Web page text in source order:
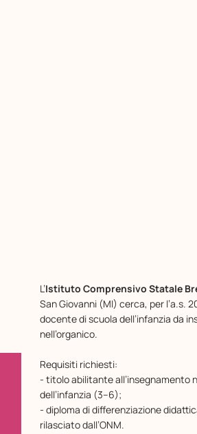
L’Istituto Comprensivo Statale
San Giovanni (MI) cerca, per l’a.s.
docente di scuola dell’infanzia da
nell’organico.
Requisiti richiesti:
- titolo abilitante all’insegnamento
dell’infanzia (3–6);
- diploma di differenziazione
rilasciato dall’ONM.